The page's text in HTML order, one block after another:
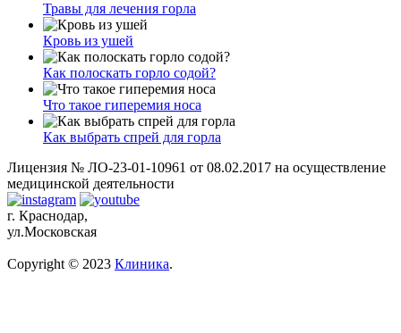
Травы для лечения горла
Кровь из ушей
Как полоскать горло содой?
Что такое гиперемия носа
Как выбрать спрей для горла
Лицензия № ЛО-23-01-10961 от 08.02.2017 на осуществление
медицинской деятельности
г. Краснодар,
ул.Московская
Copyright © 2023 Клиника.